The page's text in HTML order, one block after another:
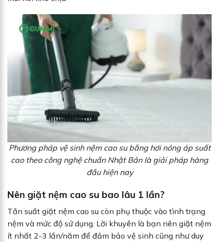
Phương pháp vệ sinh nệm cao su bằng hơi nóng áp suất
cao theo công nghệ chuẩn Nhật Bản là giải pháp hàng
đầu hiện nay
Nên giặt nệm cao su bao lâu 1 lần?
Tần suất giặt nệm cao su còn phụ thuộc vào tình trạng
nệm và mức độ sử dụng. Lời khuyên là bạn nên giặt nệm
ít nhất 2-3 lần/năm để đảm bảo vệ sinh cũng như duy